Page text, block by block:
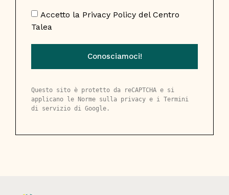
Accetto la Privacy Policy del Centro
Talea
Conosciamoci!
Questo sito è protetto da reCAPTCHA e si
applicano le Norme sulla privacy e i Termini
di servizio di Google.